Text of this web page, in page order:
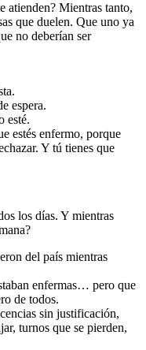
atienden? Mientras tanto,
que duelen. Que uno ya
no deberían ser
espera.
esté.
estés enfermo, porque
Y tú tienes que
los días. Y mientras
del país mientras
enfermas… pero que
de todos.
sin justificación,
turnos que se pierden,